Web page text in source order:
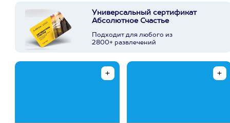
Универсальный сертификат
Абсолютное Счастье
Подходит для любого из
2800+ развлечений